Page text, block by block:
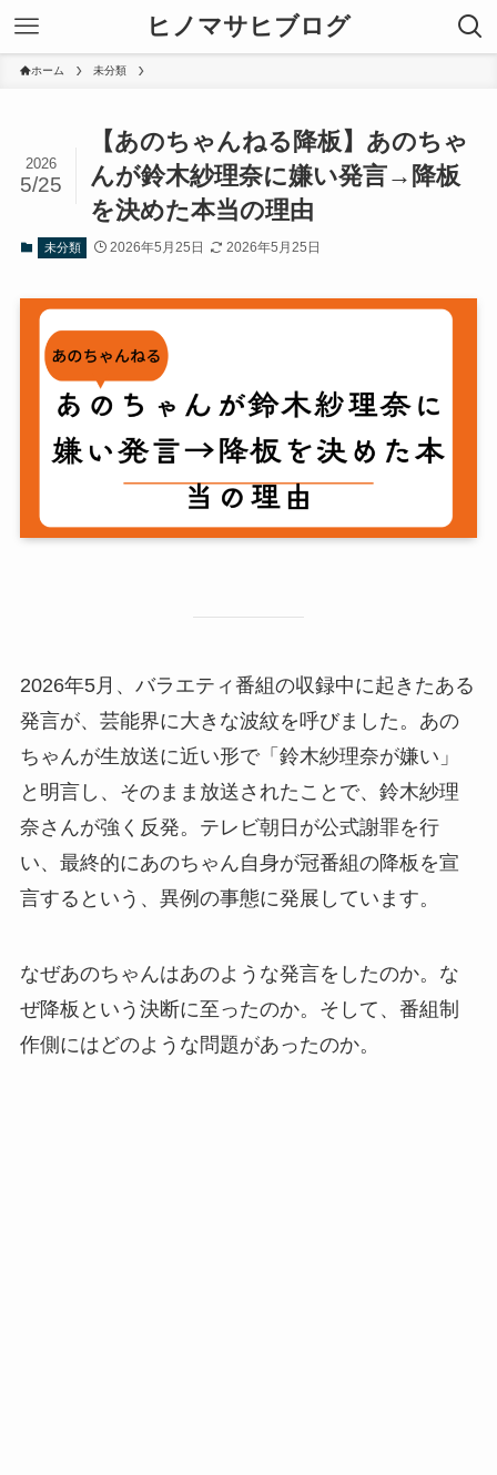
ヒノマサヒブログ
ホーム 未分類
【あのちゃんねる降板】あのちゃ
んが鈴木紗理奈に嫌い発言→降板
を決めた本当の理由
2026
5/25
未分類 2026年5月25日 2026年5月25日
2026年5月、バラエティ番組の収録中に起きたある
発言が、芸能界に大きな波紋を呼びました。あの
ちゃんが生放送に近い形で「鈴木紗理奈が嫌い」
と明言し、そのまま放送されたことで、鈴木紗理
奈さんが強く反発。テレビ朝日が公式謝罪を行
い、最終的にあのちゃん自身が冠番組の降板を宣
言するという、異例の事態に発展しています。
なぜあのちゃんはあのような発言をしたのか。な
ぜ降板という決断に至ったのか。そして、番組制
作側にはどのような問題があったのか。